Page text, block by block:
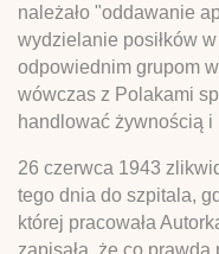
należało "oddawanie
wydzielanie posiłków
odpowiednim grupom
wówczas z Polakami
handlować żywnością i
26 czerwca 1943
tego dnia do szpitala,
której pracowała
zapisała, że co prawda